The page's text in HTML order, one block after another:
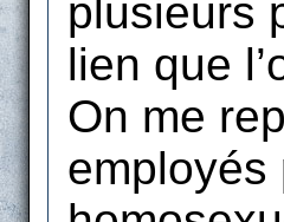
plusieurs
lien que
On me
employés